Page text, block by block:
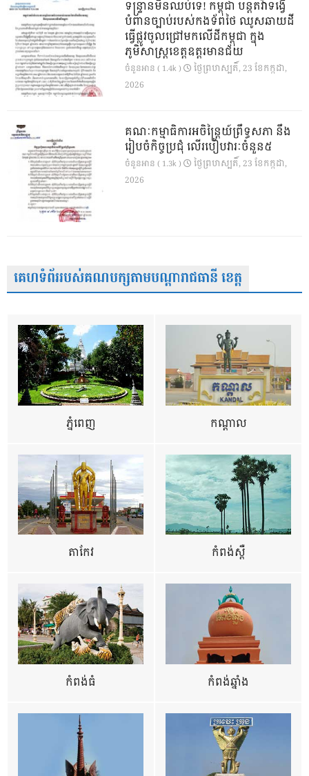
ទន្ទ្រានមិនឈប់ទេ! កម្ពុជា បន្តតវ៉ាទង្វើ
បំពានច្បាប់របស់កងទ័ពថៃ ឈូសឆាយដី
ធ្វើផ្លូវចូលជ្រៅមកលើដីកម្ពុជា ក្នុង
ភូមិសាស្ត្រខេត្តឧត្តរមានជ័យ
ចំនួនអាន ( 1.4k )
ថ្ងៃ​ព្រហស្បតិ៍, 23 ខែ​កក្កដា,
2026
គណៈកម្មាធិការអចិន្ត្រៃយ៍ព្រឹទ្ធសភា នឹង
រៀបចំកិច្ចប្រជុំ លើរបៀបវារៈចំនួន៥
ចំនួនអាន ( 1.3k )
ថ្ងៃ​ព្រហស្បតិ៍, 23 ខែ​កក្កដា,
2026
គេហទំព័ររបស់គណបក្សតាមបណ្តារាជធានី ខេត្ត
ភ្នំពេញ កណ្តាល
តាកែវ កំពង់ស្ពឺ
កំពង់ធំ កំពង់ឆ្នាំង